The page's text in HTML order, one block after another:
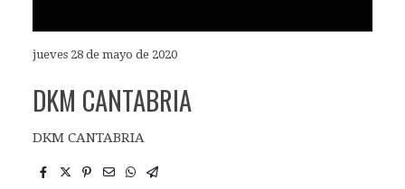
jueves 28 de mayo de 2020
DKM CANTABRIA
DKM CANTABRIA